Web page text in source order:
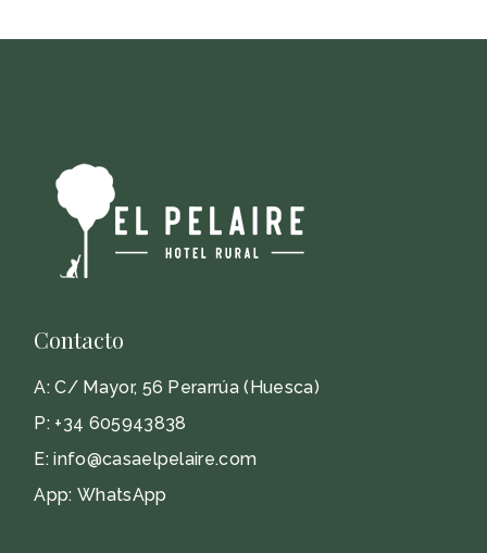
Contacto
A:C/ Mayor, 56 Perarrúa (Huesca)
P: +34 605943838
E:info@casaelpelaire.com
App: WhatsApp